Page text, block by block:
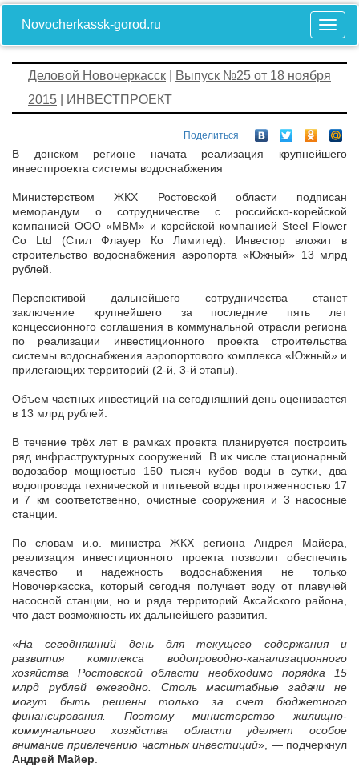
Novocherkassk-gorod.ru
Деловой Новочеркасск
Выпуск №25 от 18 ноября
2015 | ИНВЕСТПРОЕКТ
Поделиться
В донском регионе начата реализация крупнейшего
инвестпроекта системы водоснабжения
Министерством ЖКХ Ростовской области подписан
меморандум о сотрудничестве с российско-корейской
компанией ООО «MBM» и корейской компанией Steel Flower
Co Ltd (Стил Флауер Ко Лимитед). Инвестор вложит в
строительство водоснабжения аэропорта «Южный» 13 млрд
рублей.
Перспективой дальнейшего сотрудничества станет
заключение крупнейшего за последние пять лет
концессионного соглашения в коммунальной отрасли региона
по реализации инвестиционного проекта строительства
системы водоснабжения аэропортового комплекса «Южный» и
прилегающих территорий (2-й, 3-й этапы).
Объем частных инвестиций на сегодняшний день оценивается
в 13 млрд рублей.
В течение трёх лет в рамках проекта планируется построить
ряд инфраструктурных сооружений. В их числе стационарный
водозабор мощностью 150 тысяч кубов воды в сутки, два
водопровода технической и питьевой воды протяженностью 17
и 7 км соответственно, очистные сооружения и 3 насосные
станции.
По словам и.о. министра ЖКХ региона Андрея Майера,
реализация инвестиционного проекта позволит обеспечить
качество и надежность водоснабжения не только
Новочеркасска, который сегодня получает воду от плавучей
насосной станции, но и ряда территорий Аксайского района,
что даст возможность их дальнейшего развития.
«На сегодняшний день для текущего содержания и
развития комплекса водопроводно-канализационного
хозяйства Ростовской области необходимо порядка 15
млрд рублей ежегодно. Столь масштабные задачи не
могут быть решены только за счет бюджетного
финансирования. Поэтому министерство жилищно-
коммунального хозяйства области уделяет особое
внимание привлечению частных инвестиций», — подчеркнул
Андрей Майер.